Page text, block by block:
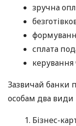
зручна
сплата
керування
Зазвичай
особам два види
Бізнес-